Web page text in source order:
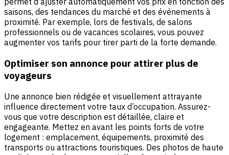
saisons, des tendances du marché et des événements à
proximité. Par exemple, lors de festivals, de salons
professionnels ou de vacances scolaires, vous pouvez
augmenter vos tarifs pour tirer parti de la forte demande.
Optimiser son annonce pour attirer plus de
voyageurs
Une annonce bien rédigée et visuellement attrayante
influence directement votre taux d’occupation. Assurez-
vous que votre description est détaillée, claire et
engageante. Mettez en avant les points forts de votre
logement : emplacement, équipements, proximité des
transports ou attractions touristiques. Des photos de haute